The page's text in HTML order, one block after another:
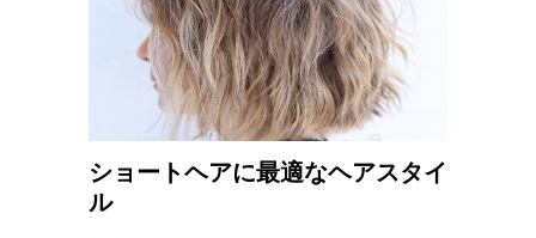
ショートヘアに最適なヘアスタイ
ル